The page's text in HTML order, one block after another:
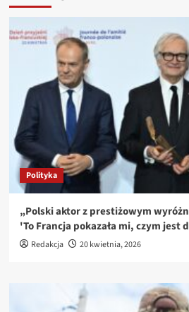
Polityka
„Polski aktor z prestiżowym
'To Francja pokazała mi, czym jest
Redakcja 20 kwietnia, 2026